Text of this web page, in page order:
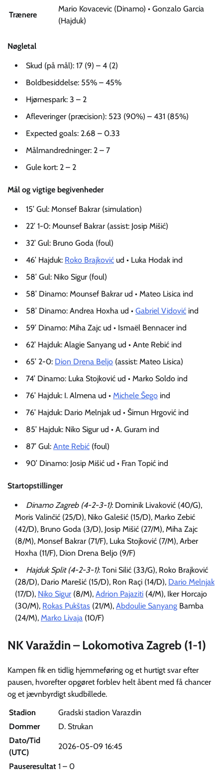
Trænere
Mario Kovacevic (Dinamo) • Gonzalo Garcia
(Hajduk)
Nøgletal
Skud (på mål): 17 (9) – 4 (2)
Boldbesiddelse: 55% – 45%
Hjørnespark: 3 – 2
Afleveringer (præcision): 523 (90%) – 431 (85%)
Expected goals: 2.68 – 0.33
Målmandredninger: 2 – 7
Gule kort: 2 – 2
Mål og vigtige begivenheder
15’ Gul: Monsef Bakrar (simulation)
22’ 1-0: Mounsef Bakrar (assist: Josip Mišić)
32’ Gul: Bruno Goda (foul)
46’ Hajduk: Roko Brajković ud • Luka Hodak ind
58’ Gul: Niko Sigur (foul)
58’ Dinamo: Mounsef Bakrar ud • Mateo Lisica ind
58’ Dinamo: Andrea Hoxha ud • Gabriel Vidović ind
59’ Dinamo: Miha Zajc ud • Ismaël Bennacer ind
62’ Hajduk: Alagie Sanyang ud • Ante Rebić ind
65’ 2-0: Dion Drena Beljo (assist: Mateo Lisica)
74’ Dinamo: Luka Stojković ud • Marko Soldo ind
76’ Hajduk: I. Almena ud • Michele Šego ind
76’ Hajduk: Dario Melnjak ud • Šimun Hrgović ind
85’ Hajduk: Niko Sigur ud • A. Guram ind
87’ Gul: Ante Rebić (foul)
90’ Dinamo: Josip Mišić ud • Fran Topić ind
Startopstillinger
Dinamo Zagreb (4-2-3-1): Dominik Livaković (40/G),
Moris Valinčić (25/D), Niko Galešić (15/D), Marko Zebić
(42/D), Bruno Goda (3/D), Josip Mišić (27/M), Miha Zajc
(8/M), Monsef Bakrar (71/F), Luka Stojković (7/M), Arber
Hoxha (11/F), Dion Drena Beljo (9/F)
Hajduk Split (4-2-3-1): Toni Silić (33/G), Roko Brajković
(28/D), Dario Marešić (15/D), Ron Raçi (14/D), Dario Melnjak
(17/D), Niko Sigur (8/M), Adrion Pajaziti (4/M), Iker Horcajo
(30/M), Rokas Pukštas (21/M), Abdoulie Sanyang Bamba
(24/M), Marko Livaja (10/F)
NK Varaždin – Lokomotiva Zagreb (1-1)
Kampen fik en tidlig hjemmeføring og et hurtigt svar efter
pausen, hvorefter opgøret forblev helt åbent med få chancer
og et jævnbyrdigt skudbillede.
Stadion
Gradski stadion Varazdin
Dommer
D. Strukan
Dato/Tid
(UTC)
2026-05-09 16:45
Pauseresultat 1 – 0